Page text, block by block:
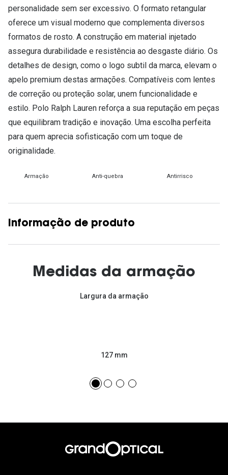
personalidade sem ser excessivo. O formato retangular
oferece um visual moderno que complementa diversos
formatos de rosto. A construção em material injetado
assegura durabilidade e resistência ao desgaste diário. Os
detalhes de design, como o logo subtil da marca, elevam o
apelo premium destas armações. Compatíveis com lentes
de correção ou proteção solar, unem funcionalidade e
estilo. Polo Ralph Lauren reforça a sua reputação em peças
que equilibram tradição e inovação. Uma escolha perfeita
para quem aprecia sofisticação com um toque de
originalidade.
Armação Anti-quebra Antirrisco
Informação de produto
Medidas da armação
Largura da armação
127 mm